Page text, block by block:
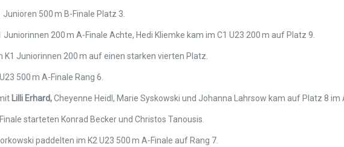
500 m B-Finale Platz 3.
Juniorinnen 200 m A-Finale Achte, Hedi Kliemke kam im C1 U23 200 m auf Platz 9.
K1 Juniorinnen 200 m auf einen starken vierten Platz.
500 m A-Finale Rang 6.
Lilli Erhard,Cheyenne Heidl, Marie Syskowski und Johanna Lahrsow kam auf Platz 8 im
starteten Konrad Becker und Christos Tanousis.
paddelten im K2 U23 500 m A-Finale auf Rang 7.